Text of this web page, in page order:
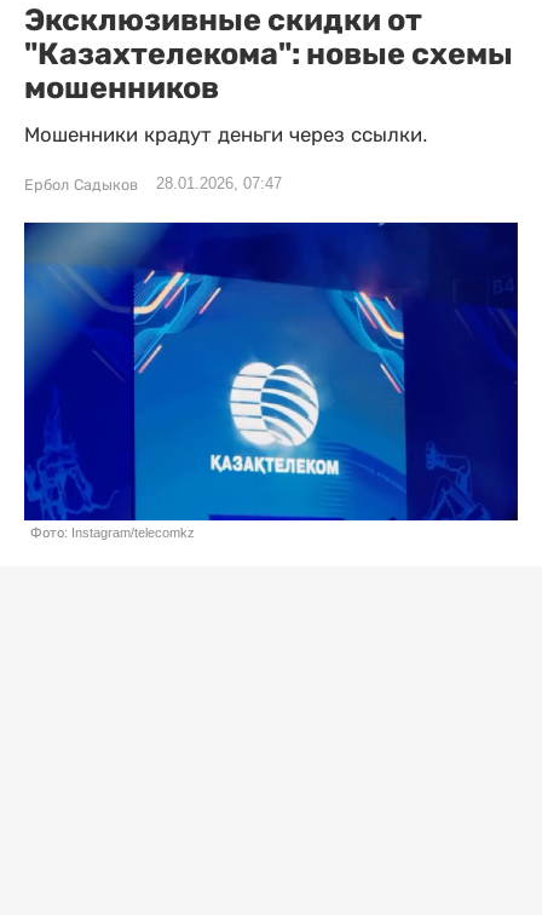
Эксклюзивные скидки от
"Казахтелекома": новые схемы
мошенников
Мошенники крадут деньги через ссылки.
Ербол Садыков 28.01.2026, 07:47
Фото: Instagram/telecomkz